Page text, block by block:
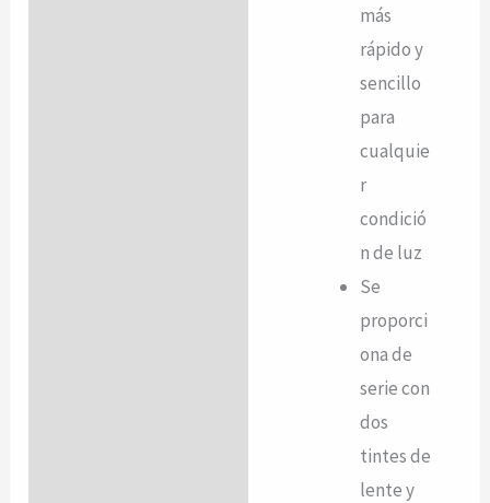
más
rápido y
sencillo
para
cualquie
r
condició
n de luz
Se
proporci
ona de
serie con
dos
tintes de
lente y